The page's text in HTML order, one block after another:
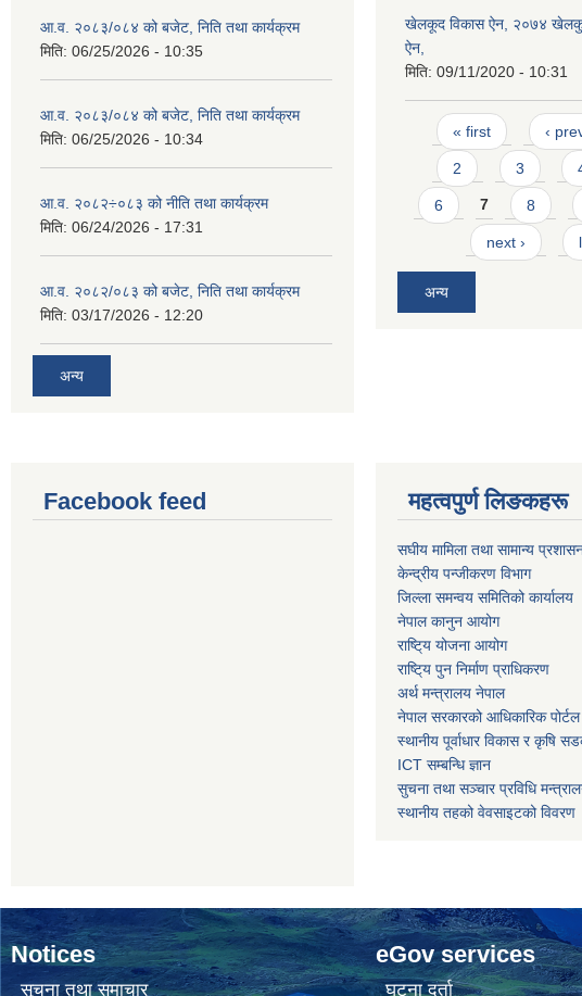
आ.व. २०८३/०८४ को बजेट, निति तथा कार्यक्रम
मिति: 06/25/2026 - 10:35
आ.व. २०८३/०८४ को बजेट, निति तथा कार्यक्रम
मिति: 06/25/2026 - 10:34
आ.व. २०८२÷०८३ को नीति तथा कार्यक्रम
मिति: 06/24/2026 - 17:31
आ.व. २०८२/०८३ को बजेट, निति तथा कार्यक्रम
मिति: 03/17/2026 - 12:20
अन्य
खेलकूद विकास ऐन, २०७४
ऐन,
मिति: 09/11/2020 - 10:31
Pages
« first ‹
2 3
6 7 8
next ›
अन्य
Facebook feed महत्वपुर्ण लिङकहरू
स‌घीय मामिला तथा सामान्य
केन्द्रीय पन्जीकरण विभाग
जिल्ला समन्वय समितिको कार्यालय
नेपाल कानुन आयोग
राष्टि्य योजना आयोग
राष्टि्य पुन निर्माण प्राधिकरण
अर्थ मन्त्रालय नेपाल
नेपाल सरकारको आधिकारिक पोर्टल
स्थानीय पूर्वाधार विकास र कृषि
ICT सम्बन्धि ज्ञान
सुचना तथा सञ्चार प्रविधि
स्थानीय तहको वेवसाइटको विवरण
Notices
सूचना तथा समाचार
eGov services
घटना दर्ता